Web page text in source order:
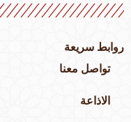
سريعة
تواصل معنا
الاذاعة